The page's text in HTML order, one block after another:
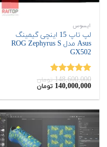
ایسوس
لپ تاپ 15 اینچی گیمینگ
Asus مدل ROG Zephyrus S
GX502
نمره5.00
از 5
148,600,000 تومان
قیمت
اصلی:
148,600,000
بود.
140,000,000 تومانقیمت
140,000,000